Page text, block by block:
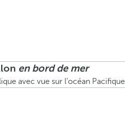
en bord de mer
avec vue sur l'océan Pacifique